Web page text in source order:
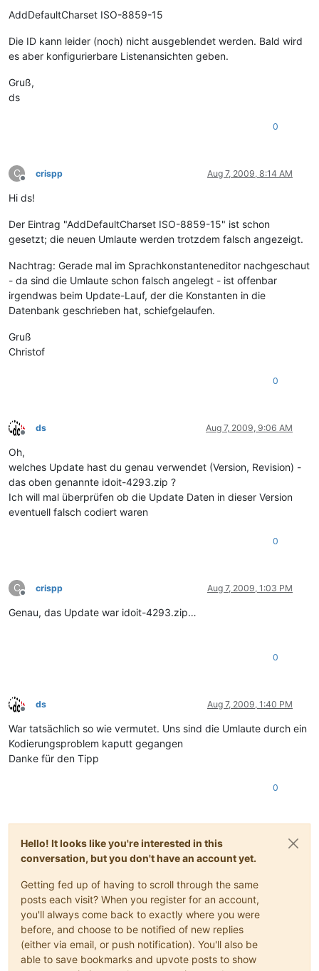
AddDefaultCharset ISO-8859-15
Die ID kann leider (noch) nicht ausgeblendet werden. Bald wird
es aber konfigurierbare Listenansichten geben.
Gruß,
ds
0
C
Offline
crispp Aug 7, 2009, 8:14 AM
Hi ds!
Der Eintrag "AddDefaultCharset ISO-8859-15" ist schon
gesetzt; die neuen Umlaute werden trotzdem falsch angezeigt.
Nachtrag: Gerade mal im Sprachkonstanteneditor nachgeschaut
- da sind die Umlaute schon falsch angelegt - ist offenbar
irgendwas beim Update-Lauf, der die Konstanten in die
Datenbank geschrieben hat, schiefgelaufen.
Gruß
Christof
0
Offline
ds Aug 7, 2009, 9:06 AM
Oh,
welches Update hast du genau verwendet (Version, Revision) -
das oben genannte idoit-4293.zip ?
Ich will mal überprüfen ob die Update Daten in dieser Version
eventuell falsch codiert waren
0
C
Offline
crispp Aug 7, 2009, 1:03 PM
Genau, das Update war idoit-4293.zip…
0
Offline
ds Aug 7, 2009, 1:40 PM
War tatsächlich so wie vermutet. Uns sind die Umlaute durch ein
Kodierungsproblem kaputt gegangen
Danke für den Tipp
0
Hello! It looks like you're interested in this
conversation, but you don't have an account yet.
Getting fed up of having to scroll through the same
posts each visit? When you register for an account,
you'll always come back to exactly where you were
before, and choose to be notified of new replies
(either via email, or push notification). You'll also be
able to save bookmarks and upvote posts to show